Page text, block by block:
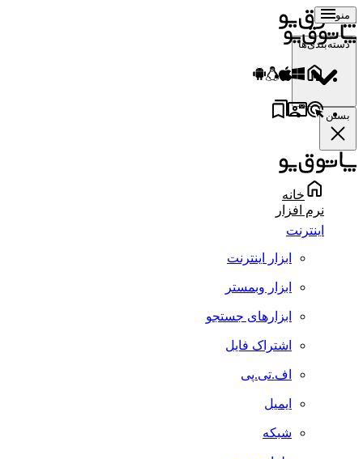
منو
دسته‌بندی‌ها
بستن
خانه
نرم افزار
اینترنت
ابزار اینترنت
ابزار وبمستر
ابزارهای جستجو
اشتراک فایل
اف.تی.پی
ایمیل
شبکه